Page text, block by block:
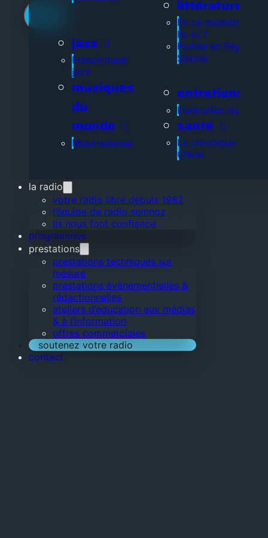
jazz
French'ment
jazz
musiques
du
monde
Musitradanse
littérature
En ce moment, que
lis-tu ?
Poésie en Pays de
Savoie
entretiens
L'entretien du jour
santé
La chronique de
Chloé
la radio
votre radio libre depuis 1982
l’équipe de radio semnoz
ils nous font confiance
programmes
prestations
prestations techniques sur
mesure
prestations évènementielles &
rédactionnelles
ateliers d’éducation aux médias
& à l’information
offres commerciales
soutenez votre radio
contact